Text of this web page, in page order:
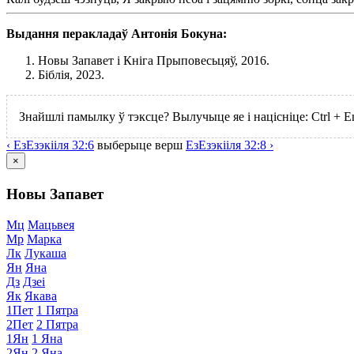
Выдання перакладаў Антонія Бокуна:
Новы Запавет і Кніга Прыповесьцяў, 2016.
Біблія, 2023.
Знайшлі памылку ў тэксце? Вылучыце яе і націсніце: Ctrl +
‹ ЕзЕзэкііля 32:6 выберыце верш ЕзЕзэкііля 32:8 ›
×
Новы Запавет
Мц Мацьвея
Мр Марка
Лк Лукаша
Ян Яна
Дз Дзеі
Як Якава
1Пет 1 Пятра
2Пет 2 Пятра
1Ян 1 Яна